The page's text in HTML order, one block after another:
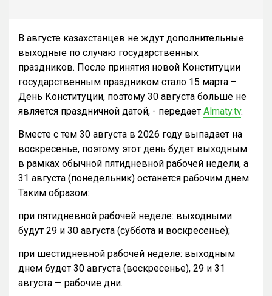
В августе казахстанцев не ждут дополнительные
выходные по случаю государственных
праздников. После принятия новой Конституции
государственным праздником стало 15 марта –
День Конституции, поэтому 30 августа больше не
является праздничной датой, - передает Almaty.tv.
Вместе с тем 30 августа в 2026 году выпадает на
воскресенье, поэтому этот день будет выходным
в рамках обычной пятидневной рабочей недели, а
31 августа (понедельник) останется рабочим днем.
Таким образом:
при пятидневной рабочей неделе: выходными
будут 29 и 30 августа (суббота и воскресенье);
при шестидневной рабочей неделе: выходным
днем будет 30 августа (воскресенье), 29 и 31
августа — рабочие дни.